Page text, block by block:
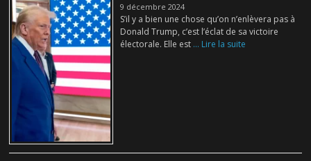
9 décembre 2024
S’il y a bien une chose qu’on n’enlèvera pas à
Donald Trump, c’est l’éclat de sa victoire
électorale. Elle est ... Lire la suite